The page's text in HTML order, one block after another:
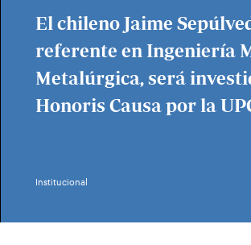
El chileno Jaime
referente en Ingeniería
Metalúrgica, será
Honoris Causa por la
Institucional